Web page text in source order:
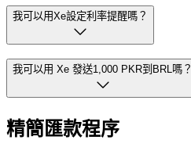
我可以用Xe設定利率提醒嗎？
我可以用 Xe 發送1,000 PKR到BRL嗎？
精簡匯款程序